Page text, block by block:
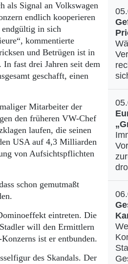
als Signal an Volkswagen
endlich kooperieren
in sich
kommentierte
und Betrügen ist in
fast drei Jahren seit dem
geschafft, einen
Mitarbeiter der
den früheren VW-Chef
laufen, die seinen
USA auf 4,3 Milliarden
von Aufsichtspflichten
schon gemutmaßt
eintreten. Die
Stadler will den Ermittlern
ist er entbunden.
des Skandals. Der